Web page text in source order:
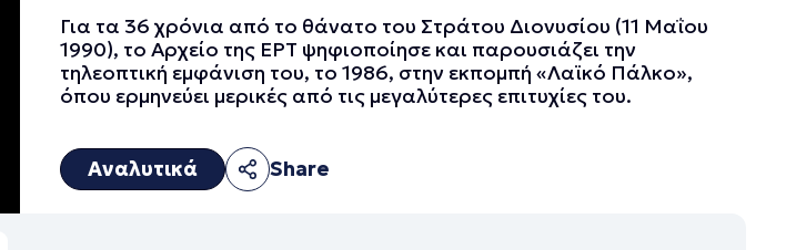
Για τα 36 χρόνια από το θάνατο του Στράτου Διονυσίου (11 Μαΐου
1990), το Αρχείο της ΕΡΤ ψηφιοποίησε και παρουσιάζει την
τηλεοπτική εμφάνιση του, το 1986, στην εκπομπή «Λαϊκό Πάλκο»,
όπου ερμηνεύει μερικές από τις μεγαλύτερες επιτυχίες του.
Αναλυτικά Share